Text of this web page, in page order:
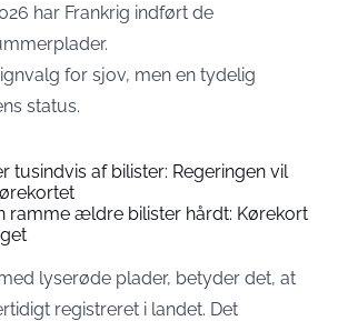
har Frankrig indført de
for sjov, men en tydelig
status.
tusindvis af bilister: Regeringen vil
ramme ældre bilister hårdt: Kørekort
lyserøde plader, betyder det, at
registreret i landet. Det